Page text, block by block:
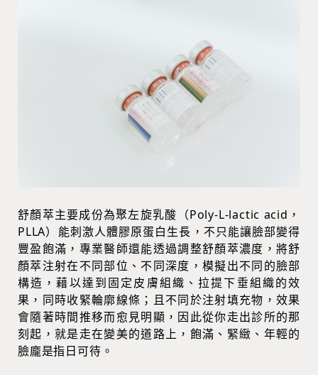
舒顏萃主要成份為聚左旋乳酸（Poly-L-lactic acid，
PLLA）能刺激人體膠原蛋白生長，不只能讓臉部變得
豐盈飽滿，專業醫師還能透過調整舒顏萃濃度，將舒
顏萃注射在不同部位、不同深度，模擬出不同的臉部
構造，藉以達到固定皮膚組織、拉提下垂組織的效
果，同時收緊輪廓線條；且不同於注射填充物，效果
會隨著時間推移而愈見明顯，因此從你走出診所的那
刻起，就是走在變美的道路上，飽滿、緊緻、年輕的
臉龐是指日可待。